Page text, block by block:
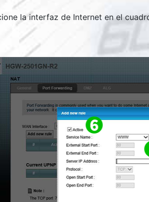
la interfaz de Internet en el